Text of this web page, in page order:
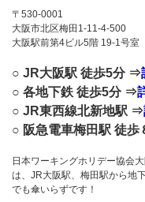
〒530-0001
大阪市北区梅田1-11-4-500
大阪駅前第4ビル5階 19-1号室
○ JR大阪駅 徒歩5分 ⇒
○ 各地下鉄 徒歩5分 ⇒
○ JR東西線北新地駅 ⇒
○ 阪急電車梅田駅 徒
日本ワーキングホリデー協会
は、JR大阪駅、梅田駅から地
でも傘いらずです！